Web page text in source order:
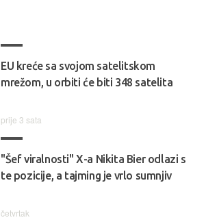
EU kreće sa svojom satelitskom
mrežom, u orbiti će biti 348 satelita
prije 3 sata
"Šef viralnosti" X-a Nikita Bier odlazi s
te pozicije, a tajming je vrlo sumnjiv
četvrtak